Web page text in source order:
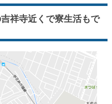
祥寺近くで寮生活もで